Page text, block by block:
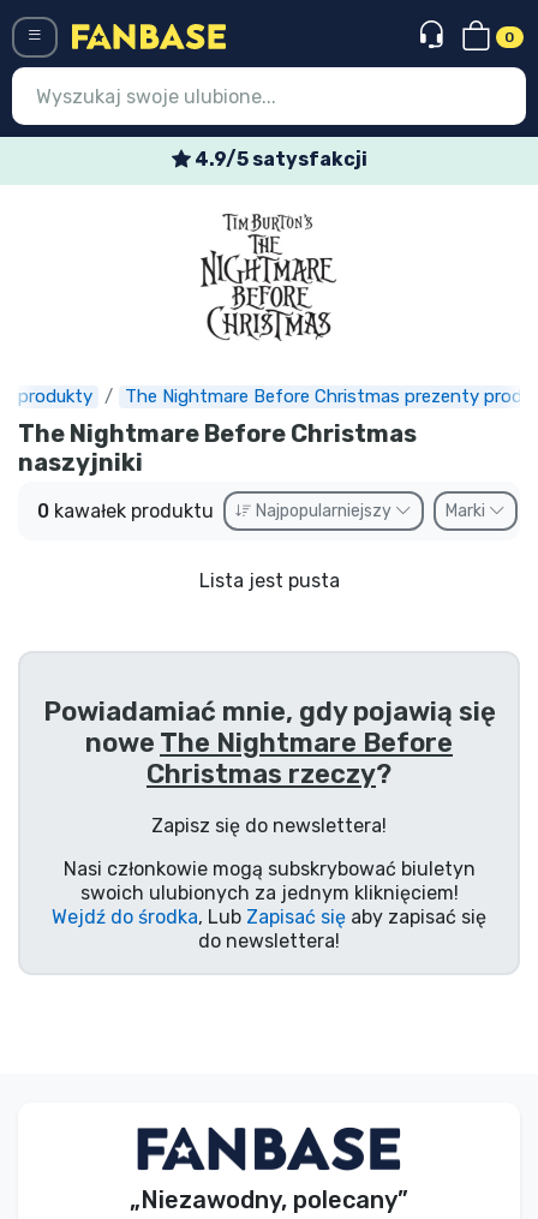
0
4.9/5 satysfakcji
produkty The Nightmare Before Christmas prezenty
The Nightmare Before Christmas
naszyjniki
0 kawałek produktu Najpopularniejszy Marki
Lista jest pusta
Powiadamiać mnie, gdy pojawią się
nowe The Nightmare Before
Christmas rzeczy?
Zapisz się do newslettera!
Nasi członkowie mogą subskrybować biuletyn
swoich ulubionych za jednym kliknięciem!
Wejdź do środka, Lub Zapisać się aby zapisać się
do newslettera!
„Niezawodny, polecany”
Najnowsze rzeczy
Oferty specjalne
Doręczenie ekspresowe
Przedsprzedaż
Outlet produkty
Wspaniałe rzeczy
Rzeczy z anime
Rzeczy dla graczy
Rzeczy sportowe